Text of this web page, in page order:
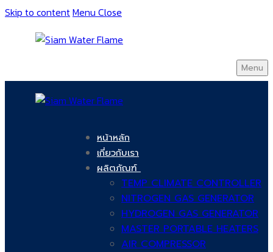
Skip to contentMenu Close
Menu
หน้าหลัก
เกี่ยวกับเรา
ผลิตภัณฑ์
TEMP CLIMATE CONTROLLER
NITROGEN GAS GENERATOR
HYDROGEN GAS GENERATOR
MASTER PORTABLE HEATERS
AIR COMPRESSOR